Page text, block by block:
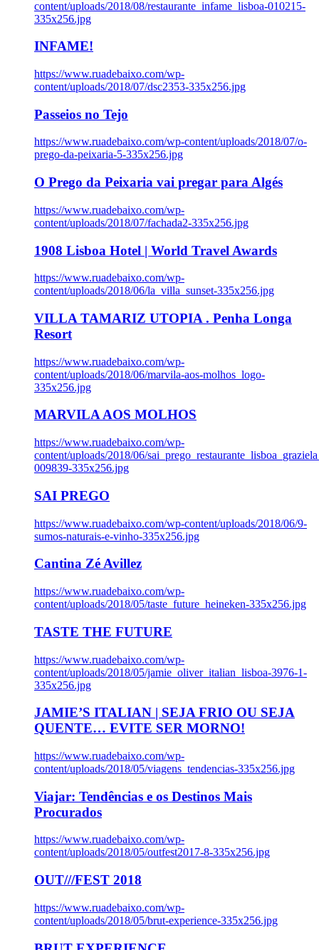
content/uploads/2018/08/restaurante_infame_lisboa-010215-
335x256.jpg
INFAME!
https://www.ruadebaixo.com/wp-
content/uploads/2018/07/dsc2353-335x256.jpg
Passeios no Tejo
https://www.ruadebaixo.com/wp-content/uploads/2018/07/o-
prego-da-peixaria-5-335x256.jpg
O Prego da Peixaria vai pregar para Algés
https://www.ruadebaixo.com/wp-
content/uploads/2018/07/fachada2-335x256.jpg
1908 Lisboa Hotel | World Travel Awards
https://www.ruadebaixo.com/wp-
content/uploads/2018/06/la_villa_sunset-335x256.jpg
VILLA TAMARIZ UTOPIA . Penha Longa
Resort
https://www.ruadebaixo.com/wp-
content/uploads/2018/06/marvila-aos-molhos_logo-
335x256.jpg
MARVILA AOS MOLHOS
https://www.ruadebaixo.com/wp-
content/uploads/2018/06/
009839-335x256.jpg
SAI PREGO
https://www.ruadebaixo.com/wp-content/uploads/2018/06/9-
sumos-naturais-e-vinho-335x256.jpg
Cantina Zé Avillez
https://www.ruadebaixo.com/wp-
content/uploads/2018/05/taste_future_heineken-335x256.jpg
TASTE THE FUTURE
https://www.ruadebaixo.com/wp-
content/uploads/2018/05/jamie_oliver_italian_lisboa-3976-1-
335x256.jpg
JAMIE’S ITALIAN | SEJA FRIO OU SEJA
QUENTE… EVITE SER MORNO!
https://www.ruadebaixo.com/wp-
content/uploads/2018/05/viagens_tendencias-335x256.jpg
Viajar: Tendências e os Destinos Mais
Procurados
https://www.ruadebaixo.com/wp-
content/uploads/2018/05/outfest2017-8-335x256.jpg
OUT///FEST 2018
https://www.ruadebaixo.com/wp-
content/uploads/2018/05/brut-experience-335x256.jpg